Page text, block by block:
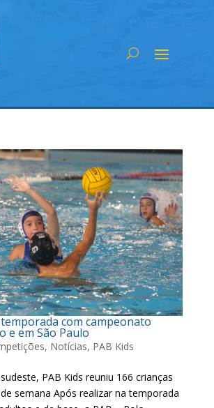
com campeonato
e em São Paulo
, Notícias, PAB Kids
PAB Kids reuniu 166 crianças
semana Após realizar na temporada